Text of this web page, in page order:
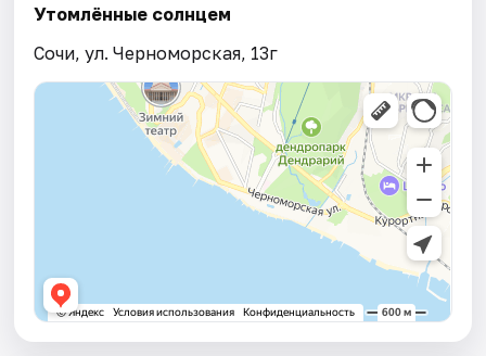
Утомлённые солнцем
Сочи, ул. Черноморская, 13г